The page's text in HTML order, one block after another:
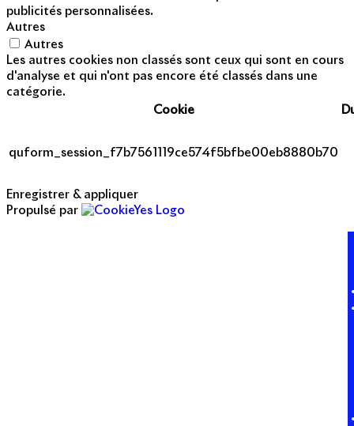
publicités personnalisées.
Autres
Autres
Les autres cookies non classés sont ceux qui sont en cours
d'analyse et qui n'ont pas encore été classés dans une
catégorie.
Cookie
quform_session_f7b7561119ce574f5bfbe00eb8880b70
Enregistrer & appliquer
Propulsé par